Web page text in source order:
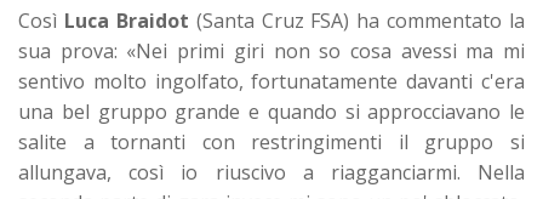
Così Luca Braidot (Santa Cruz FSA) ha commentato la
sua prova: «Nei primi giri non so cosa avessi ma mi
sentivo molto ingolfato, fortunatamente davanti c'era
una bel gruppo grande e quando si approcciavano le
salite a tornanti con restringimenti il gruppo si
allungava, così io riuscivo a riagganciarmi. Nella